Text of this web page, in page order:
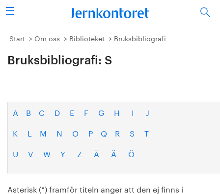
Sök
Stålindustrin
Vision 2050
Energi/miljö
Vi tycker
Publicerat
Bildbank
Start Om oss Biblioteket Bruksbibliografi
Bruksbibliografi: S
A B C D E F G H I
J
K
L M N O P Q R S
T
U
V W Y Z Å Ä Ö
Asterisk (*) framför titeln anger att den ej finns i